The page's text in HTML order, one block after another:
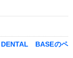
BASEのペ